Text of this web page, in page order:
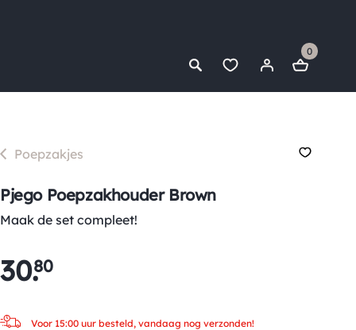
0
Poepzakjes
Pjego Poepzakhouder Brown
Maak de set compleet!
30.80
Voor 15:00 uur besteld, vandaag nog verzonden!